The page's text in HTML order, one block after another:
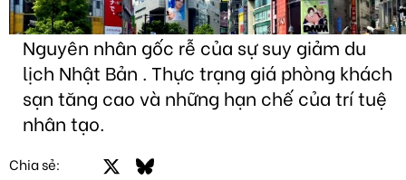
Nguyên nhân gốc rễ của sự suy giảm du
lịch Nhật Bản . Thực trạng giá phòng khách
sạn tăng cao và những hạn chế của trí tuệ
nhân tạo.
Chia sẻ: FacebookBluesky